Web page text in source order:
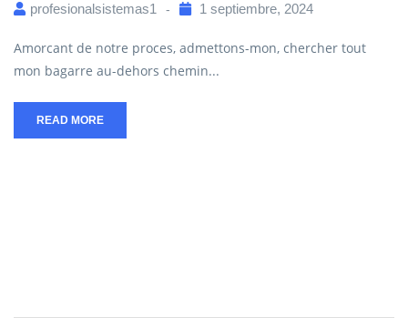
profesionalsistemas1 1 septiembre, 2024
Amorcant de notre proces, admettons-mon, chercher tout
mon bagarre au-dehors chemin...
READ MORE